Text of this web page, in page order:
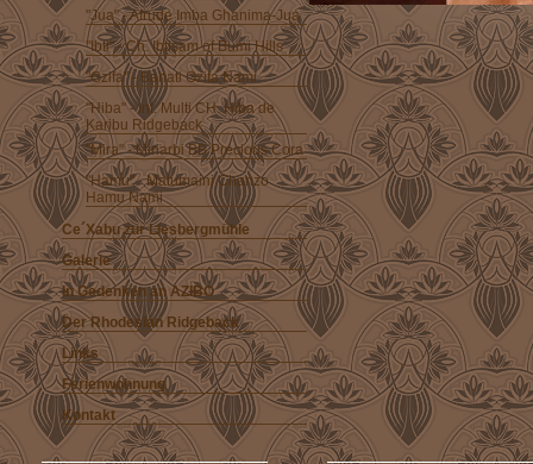
"Jua" - Afrude Imba Ghanima-Jua
"Ibti" - Ch. Ibtisam of Bumi Hills
"Gzifa" - Bahati Gzifa Nami
"Hiba" - Int. Multi CH. Hiba de
Karibu Ridgeback
"Mira" - Minarbi BB Precious Cora
"Hamu" - Matumaini Chanzo
Hamu Nami
Ce´Xabu zur Liesbergmühle
Galerie
In Gedenken an AZIBO
Der Rhodesian Ridgeback
Links
Ferienwohnung
Kontakt